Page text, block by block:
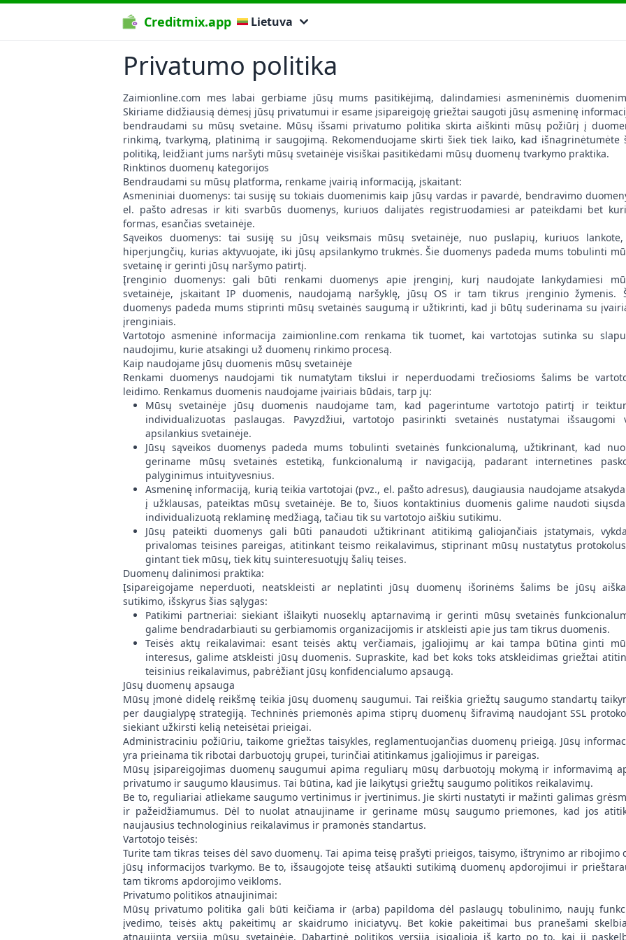
Creditmix.app Lietuva
Privatumo politika
Zaimionline.com mes labai gerbiame jūsų mums pasitikėjimą, dalindamiesi asmeninėmis
Skiriame didžiausią dėmesį jūsų privatumui ir esame įsipareigoję griežtai saugoti jūsų asmeninę
bendraudami su mūsų svetaine. Mūsų išsami privatumo politika skirta aiškinti mūsų požiūrį į
rinkimą, tvarkymą, platinimą ir saugojimą. Rekomenduojame skirti šiek tiek laiko, kad išnagrinėtumėte
politiką, leidžiant jums naršyti mūsų svetainėje visiškai pasitikėdami mūsų duomenų tvarkymo praktika.
Rinktinos duomenų kategorijos
Bendraudami su mūsų platforma, renkame įvairią informaciją, įskaitant:
Asmeniniai duomenys: tai susiję su tokiais duomenimis kaip jūsų vardas ir pavardė, bendravimo
el. pašto adresas ir kiti svarbūs duomenys, kuriuos dalijatės registruodamiesi ar pateikdami bet
formas, esančias svetainėje.
Sąveikos duomenys: tai susiję su jūsų veiksmais mūsų svetainėje, nuo puslapių, kuriuos
hiperjungčių, kurias aktyvuojate, iki jūsų apsilankymo trukmės. Šie duomenys padeda mums tobulinti
svetainę ir gerinti jūsų naršymo patirtį.
Įrenginio duomenys: gali būti renkami duomenys apie įrenginį, kurį naudojate lankydamiesi
svetainėje, įskaitant IP duomenis, naudojamą naršyklę, jūsų OS ir tam tikrus įrenginio žymenis.
duomenys padeda mums stiprinti mūsų svetainės saugumą ir užtikrinti, kad ji būtų suderinama su
įrenginiais.
Vartotojo asmeninė informacija zaimionline.com renkama tik tuomet, kai vartotojas sutinka su
naudojimu, kurie atsakingi už duomenų rinkimo procesą.
Kaip naudojame jūsų duomenis mūsų svetainėje
Renkami duomenys naudojami tik numatytam tikslui ir neperduodami trečiosioms šalims be
leidimo. Renkamus duomenis naudojame įvairiais būdais, tarp jų:
Mūsų svetainėje jūsų duomenis naudojame tam, kad pagerintume vartotojo patirtį ir
individualizuotas paslaugas. Pavyzdžiui, vartotojo pasirinkti svetainės nustatymai išsaugomi
apsilankius svetainėje.
Jūsų sąveikos duomenys padeda mums tobulinti svetainės funkcionalumą, užtikrinant, kad
geriname mūsų svetainės estetiką, funkcionalumą ir navigaciją, padarant internetines
palyginimus intuityvesnius.
Asmeninę informaciją, kurią teikia vartotojai (pvz., el. pašto adresus), daugiausia naudojame
į užklausas, pateiktas mūsų svetainėje. Be to, šiuos kontaktinius duomenis galime naudoti
individualizuotą reklaminę medžiagą, tačiau tik su vartotojo aiškiu sutikimu.
Jūsų pateikti duomenys gali būti panaudoti užtikrinant atitikimą galiojančiais įstatymais,
privalomas teisines pareigas, atitinkant teismo reikalavimus, stiprinant mūsų nustatytus
gintant tiek mūsų, tiek kitų suinteresuotųjų šalių teises.
Duomenų dalinimosi praktika:
Įsipareigojame neperduoti, neatskleisti ar neplatinti jūsų duomenų išorinėms šalims be jūsų
sutikimo, išskyrus šias sąlygas:
Patikimi partneriai: siekiant išlaikyti nuoseklų aptarnavimą ir gerinti mūsų svetainės
galime bendradarbiauti su gerbiamomis organizacijomis ir atskleisti apie jus tam tikrus duomenis.
Teisės aktų reikalavimai: esant teisės aktų verčiamais, įgaliojimų ar kai tampa būtina ginti
interesus, galime atskleisti jūsų duomenis. Supraskite, kad bet koks toks atskleidimas griežtai
teisinius reikalavimus, pabrėžiant jūsų konfidencialumo apsaugą.
Jūsų duomenų apsauga
Mūsų įmonė didelę reikšmę teikia jūsų duomenų saugumui. Tai reiškia griežtų saugumo standartų
per daugialypę strategiją. Techninės priemonės apima stiprų duomenų šifravimą naudojant SSL
siekiant užkirsti kelią neteisėtai prieigai.
Administraciniu požiūriu, taikome griežtas taisykles, reglamentuojančias duomenų prieigą. Jūsų
yra prieinama tik ribotai darbuotojų grupei, turinčiai atitinkamus įgaliojimus ir pareigas.
Mūsų įsipareigojimas duomenų saugumui apima reguliarų mūsų darbuotojų mokymą ir informavimą
privatumo ir saugumo klausimus. Tai būtina, kad jie laikytųsi griežtų saugumo politikos reikalavimų.
Be to, reguliariai atliekame saugumo vertinimus ir įvertinimus. Jie skirti nustatyti ir mažinti galimas
ir pažeidžiamumus. Dėl to nuolat atnaujiname ir geriname mūsų saugumo priemones, kad jos
naujausius technologinius reikalavimus ir pramonės standartus.
Vartotojo teisės:
Turite tam tikras teises dėl savo duomenų. Tai apima teisę prašyti prieigos, taisymo, ištrynimo ar ribojimo
jūsų informacijos tvarkymo. Be to, išsaugojote teisę atšaukti sutikimą duomenų apdorojimui ir
tam tikroms apdorojimo veikloms.
Privatumo politikos atnaujinimai:
Mūsų privatumo politika gali būti keičiama ir (arba) papildoma dėl paslaugų tobulinimo, naujų
įvedimo, teisės aktų pakeitimų ar skaidrumo iniciatyvų. Bet kokie pakeitimai bus pranešami
atnaujintą versiją mūsų svetainėje. Dabartinė politikos versija įsigalioja iš karto po to, kai ji